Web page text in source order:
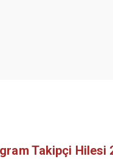
Takipçi Hilesi